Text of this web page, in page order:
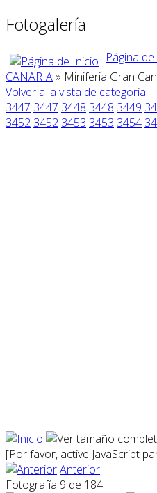
Fotogalería
Página
CANARIA » Miniferia Gran
Volver a la vista de categoría
3447 3447 3448 3448 3449
3452 3452 3453 3453 3454
[Por favor, active JavaScript
Anterior
Fotografía 9 de 184